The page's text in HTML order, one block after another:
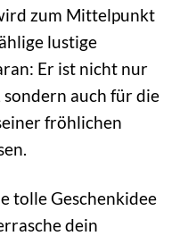
zum Mittelpunkt
lustige
Er ist nicht nur
auch für die
fröhlichen
tolle Geschenkidee
dein